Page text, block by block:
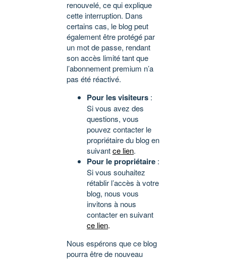
renouvelé, ce qui explique
cette interruption. Dans
certains cas, le blog peut
également être protégé par
un mot de passe, rendant
son accès limité tant que
l’abonnement premium n’a
pas été réactivé.
Pour les visiteurs :
Si vous avez des
questions, vous
pouvez contacter le
propriétaire du blog en
suivantce lien.
Pour le propriétaire :
Si vous souhaitez
rétablir l’accès à votre
blog, nous vous
invitons à nous
contacter en suivant
ce lien.
Nous espérons que ce blog
pourra être de nouveau